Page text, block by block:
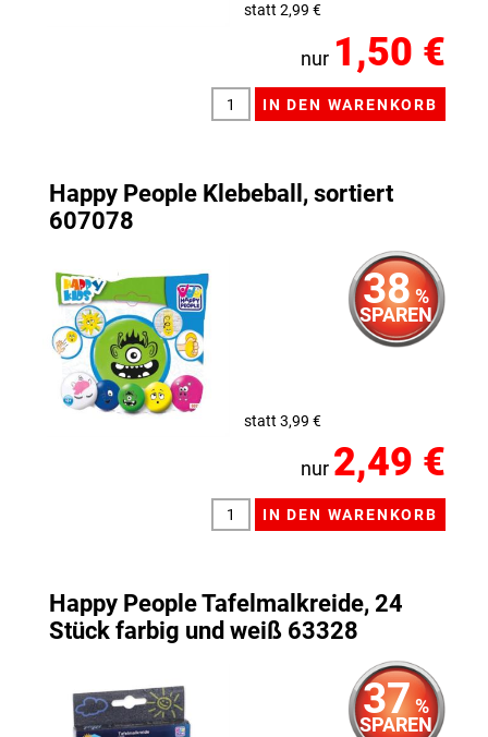
statt 2,99 €
nur 1,50 €
Happy People Klebeball, sortiert
607078
38 %
SPAREN
statt 3,99 €
nur 2,49 €
Happy People Tafelmalkreide, 24
Stück farbig und weiß 63328
37 %
SPAREN